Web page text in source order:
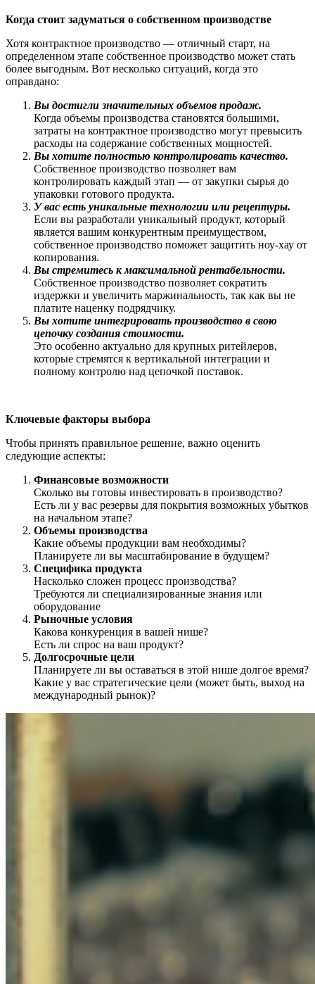
Когда стоит задуматься о собственном производстве
Хотя контрактное производство — отличный старт, на
определенном этапе собственное производство может стать
более выгодным. Вот несколько ситуаций, когда это
оправдано:
Вы достигли значительных объемов продаж.
Когда объемы производства становятся большими,
затраты на контрактное производство могут превысить
расходы на содержание собственных мощностей.
Вы хотите полностью контролировать качество.
Собственное производство позволяет вам
контролировать каждый этап — от закупки сырья до
упаковки готового продукта.
У вас есть уникальные технологии или рецептуры.
Если вы разработали уникальный продукт, который
является вашим конкурентным преимуществом,
собственное производство поможет защитить ноу-хау от
копирования.
Вы стремитесь к максимальной рентабельности.
Собственное производство позволяет сократить
издержки и увеличить маржинальность, так как вы не
платите наценку подрядчику.
Вы хотите интегрировать производство в свою
цепочку создания стоимости.
Это особенно актуально для крупных ритейлеров,
которые стремятся к вертикальной интеграции и
полному контролю над цепочкой поставок.
Ключевые факторы выбора
Чтобы принять правильное решение, важно оценить
следующие аспекты:
Финансовые возможности
Сколько вы готовы инвестировать в производство?
Есть ли у вас резервы для покрытия возможных убытков
на начальном этапе?
Объемы производства
Какие объемы продукции вам необходимы?
Планируете ли вы масштабирование в будущем?
Специфика продукта
Насколько сложен процесс производства?
Требуются ли специализированные знания или
оборудование
Рыночные условия
Какова конкуренция в вашей нише?
Есть ли спрос на ваш продукт?
Долгосрочные цели
Планируете ли вы оставаться в этой нише долгое время?
Какие у вас стратегические цели (может быть, выход на
международный рынок)?